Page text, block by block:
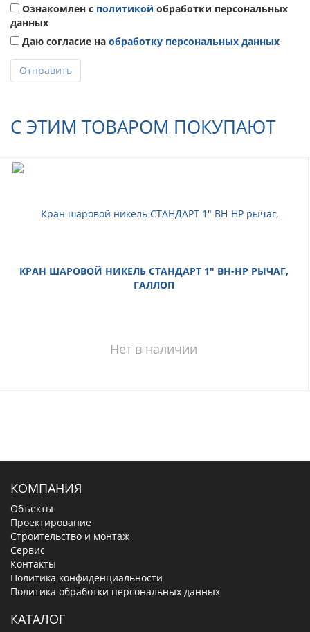
Ознакомлен с политикой обработки персональных
данных
Даю согласие на обработку персональных данных
Отправить
С ЭТИМ ТОВАРОМ ПОКУПАЮТ
КРАН ШАРОВОЙ НИКЕЛЬ СТАНДАРТ 1" ВН-НР РЫЧАГ,
ГАЛЛОП
Нет в наличии
КОМПАНИЯ
Объекты
Проектирование
Строительство и монтаж
Сервис
Контакты
Политика конфиденциальности
Политика обработки персональных данных
КАТАЛОГ